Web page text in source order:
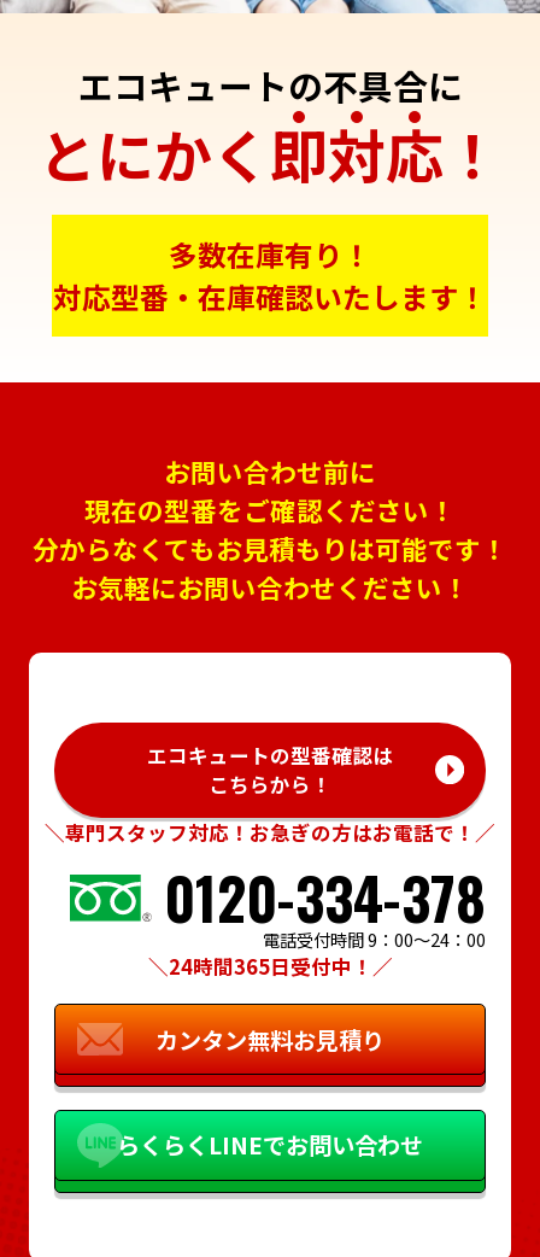
エコキュートの不具合に
とにかく即対応 ！
多数在庫有り！
対応型番・在庫確認いたします！
お問い合わせ前に
現在の型番をご確認ください！
分からなくてもお見積もりは可能です！
お気軽にお問い合わせください！
エコキュートの型番確認は
こちらから！
＼専門スタッフ対応！お急ぎの方はお電話で！／
0120-334-378
電話受付時間 9：00～24：00
＼24時間365日受付中！／
カンタン無料お見積り
らくらくLINEでお問い合わせ